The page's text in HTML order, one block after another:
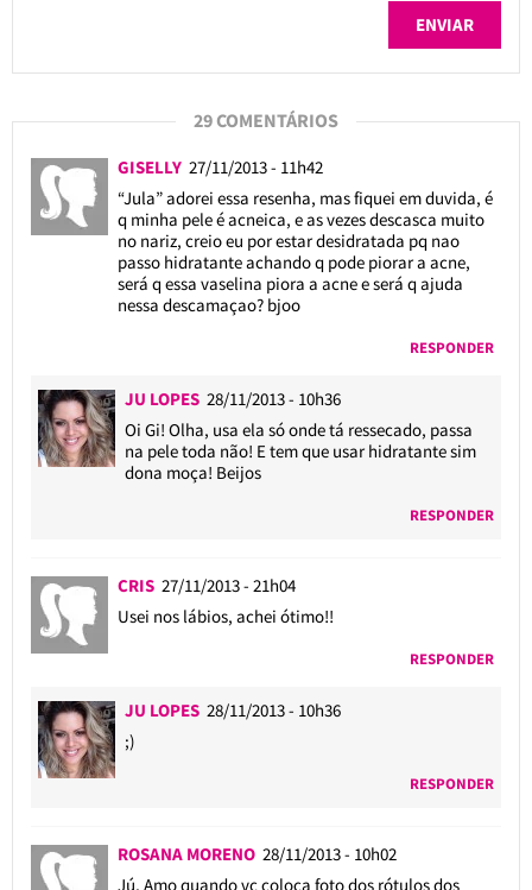
29 COMENTÁRIOS
GISELLY 27/11/2013 - 11h42
“Jula” adorei essa resenha, mas fiquei em duvida, é
q minha pele é acneica, e as vezes descasca muito
no nariz, creio eu por estar desidratada pq nao
passo hidratante achando q pode piorar a acne,
será q essa vaselina piora a acne e será q ajuda
nessa descamaçao? bjoo
RESPONDER
JU LOPES 28/11/2013 - 10h36
Oi Gi! Olha, usa ela só onde tá ressecado, passa
na pele toda não! E tem que usar hidratante sim
dona moça! Beijos
RESPONDER
CRIS 27/11/2013 - 21h04
Usei nos lábios, achei ótimo!!
RESPONDER
JU LOPES 28/11/2013 - 10h36
;)
RESPONDER
ROSANA MORENO 28/11/2013 - 10h02
Jú, Amo quando vc coloca foto dos rótulos dos